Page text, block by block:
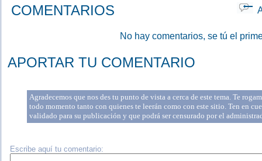
COMENTARIOS
No hay comentarios, se tú el
APORTAR TU COMENTARIO
Agradecemos que nos des tu punto de vista a cerca de este tema. Te
todo momento tanto con quienes te leerán como con este sitio. Ten en
validado para su publicación y que podrá ser censurado por el
Escribe aquí tu comentario: